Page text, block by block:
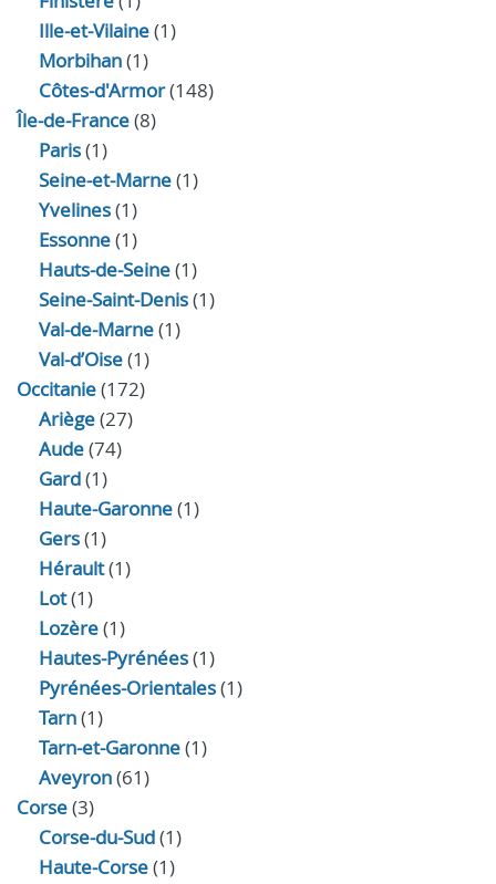
Ille-et-Vilaine(1)
Morbihan(1)
Côtes-d'Armor(148)
Île-de-France(8)
Paris(1)
Seine-et-Marne(1)
Yvelines(1)
Essonne(1)
Hauts-de-Seine(1)
Seine-Saint-Denis(1)
Val-de-Marne(1)
Val-d’Oise(1)
Occitanie(172)
Ariège(27)
Aude(74)
Gard(1)
Haute-Garonne(1)
Gers(1)
Hérault(1)
Lot(1)
Lozère(1)
Hautes-Pyrénées(1)
Pyrénées-Orientales(1)
Tarn(1)
Tarn-et-Garonne(1)
Aveyron(61)
Corse(3)
Corse-du-Sud(1)
Haute-Corse(1)